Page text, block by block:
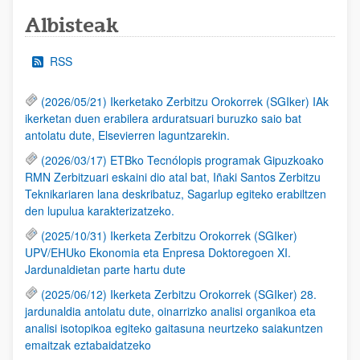
Albisteak
RSS
(2026/05/21) Ikerketako Zerbitzu Orokorrek (SGIker) IAk
ikerketan duen erabilera arduratsuari buruzko saio bat
antolatu dute, Elsevierren laguntzarekin.
(2026/03/17) ETBko Tecnólopis programak Gipuzkoako
RMN Zerbitzuari eskaini dio atal bat, Iñaki Santos Zerbitzu
Teknikariaren lana deskribatuz, Sagarlup egiteko erabiltzen
den lupulua karakterizatzeko.
(2025/10/31) Ikerketa Zerbitzu Orokorrek (SGIker)
UPV/EHUko Ekonomia eta Enpresa Doktoregoen XI.
Jardunaldietan parte hartu dute
(2025/06/12) Ikerketa Zerbitzu Orokorrek (SGIker) 28.
jardunaldia antolatu dute, oinarrizko analisi organikoa eta
analisi isotopikoa egiteko gaitasuna neurtzeko saiakuntzen
emaitzak eztabaidatzeko